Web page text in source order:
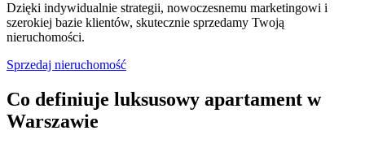
Dzięki indywidualnie strategii, nowoczesnemu marketingowi i
szerokiej bazie klientów, skutecznie sprzedamy Twoją
nieruchomości.
Sprzedaj nieruchomość
Co definiuje luksusowy apartament w
Warszawie